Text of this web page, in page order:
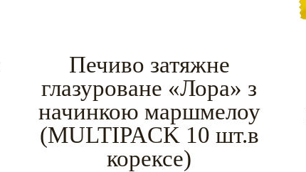
Печиво затяжне
глазуроване «Лора» з
начинкою маршмелоу
(MULTIPACK 10 шт.в
корексе)